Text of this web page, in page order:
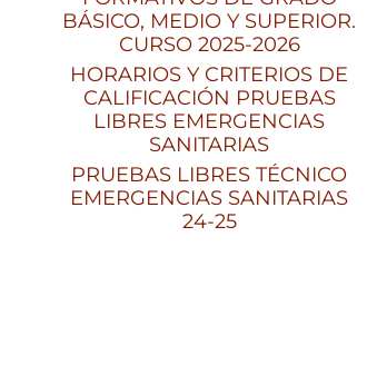
BÁSICO, MEDIO Y SUPERIOR.
CURSO 2025-2026
HORARIOS Y CRITERIOS DE
CALIFICACIÓN PRUEBAS
LIBRES EMERGENCIAS
SANITARIAS
PRUEBAS LIBRES TÉCNICO
EMERGENCIAS SANITARIAS
24-25